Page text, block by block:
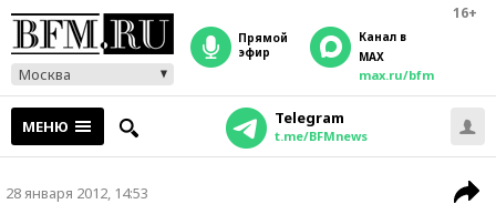
16+
Москва
прямой
эфир
Канал в
MAX
max.ru/bfm
МЕНЮ Telegram
t.me/BFMnews
28 января 2012, 14:53